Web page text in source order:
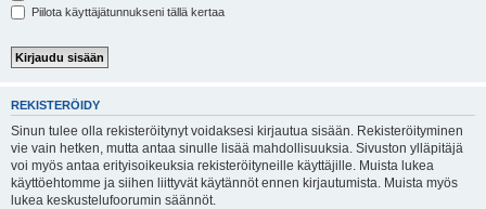
Piilota käyttäjätunnukseni tällä kertaa
REKISTERÖIDY
Sinun tulee olla rekisteröitynyt voidaksesi kirjautua sisään. Rekisteröityminen
vie vain hetken, mutta antaa sinulle lisää mahdollisuuksia. Sivuston ylläpitäjä
voi myös antaa erityisoikeuksia rekisteröityneille käyttäjille. Muista lukea
käyttöehtomme ja siihen liittyvät käytännöt ennen kirjautumista. Muista myös
lukea keskustelufoorumin säännöt.